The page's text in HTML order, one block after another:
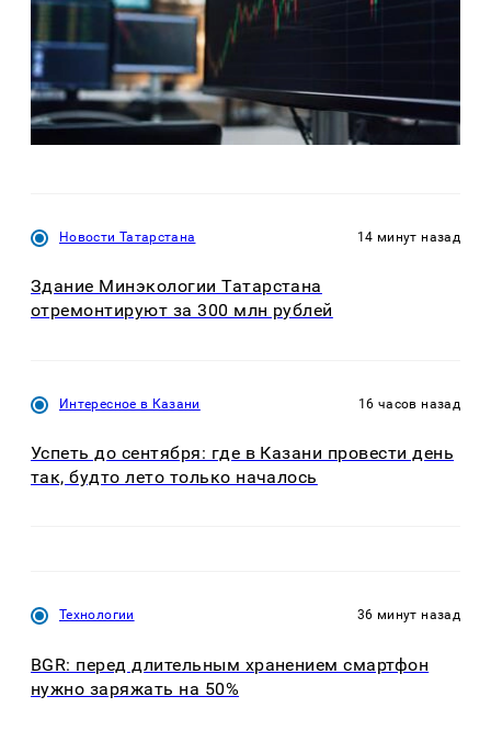
Новости Татарстана 14 минут назад
Здание Минэкологии Татарстана
отремонтируют за 300 млн рублей
Интересное в Казани 16 часов назад
Успеть до сентября: где в Казани провести день
так, будто лето только началось
Технологии 36 минут назад
BGR: перед длительным хранением смартфон
нужно заряжать на 50%